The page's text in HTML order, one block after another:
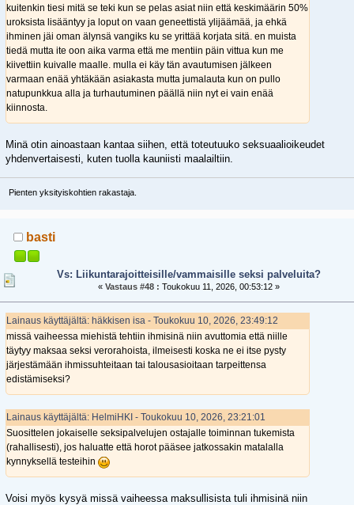
kuitenkin tiesi mitä se teki kun se pelas asiat niin että keskimäärin 50%
uroksista lisääntyy ja loput on vaan geneettistä ylijäämää, ja ehkä
ihminen jäi oman älynsä vangiks ku se yrittää korjata sitä. en muista
tiedä mutta ite oon aika varma että me mentiin päin vittua kun me
kiivettiin kuivalle maalle. mulla ei käy tän avautumisen jälkeen
varmaan enää yhtäkään asiakasta mutta jumalauta kun on pullo
natupunkkua alla ja turhautuminen päällä niin nyt ei vain enää
kiinnosta.
Minä otin ainoastaan kantaa siihen, että toteutuuko seksuaalioikeudet
yhdenvertaisesti, kuten tuolla kauniisti maalailtiin.
Pienten yksityiskohtien rakastaja.
basti
Vs: Liikuntarajoitteisille/vammaisille seksi palveluita?
«Vastaus #48 : Toukokuu 11, 2026, 00:53:12 »
Lainaus käyttäjältä: häkkisen isa - Toukokuu 10, 2026, 23:49:12
missä vaiheessa miehistä tehtiin ihmisinä niin avuttomia että niille
täytyy maksaa seksi verorahoista, ilmeisesti koska ne ei itse pysty
järjestämään ihmissuhteitaan tai talousasioitaan tarpeittensa
edistämiseksi?
Lainaus käyttäjältä: HelmiHKI - Toukokuu 10, 2026, 23:21:01
Suosittelen jokaiselle seksipalvelujen ostajalle toiminnan tukemista
(rahallisesti), jos haluatte että horot pääsee jatkossakin matalalla
kynnyksellä testeihin
Voisi myös kysyä missä vaiheessa maksullisista tuli ihmisinä niin